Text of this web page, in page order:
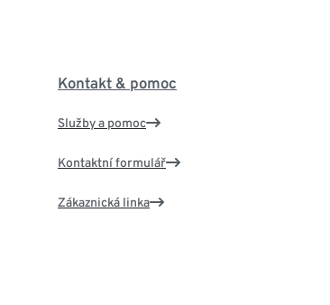
Kontakt & pomoc
Služby a pomoc
Kontaktní formulář
Zákaznická linka